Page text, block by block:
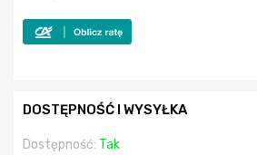
DOSTĘPNOŚĆ I WYSYŁKA
Dostępność: Tak